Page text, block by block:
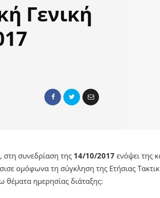
Γενική
συνεδρίαση της 14/10/2017 ενόψει της
ομόφωνα τη σύγκληση της Ετήσιας
ημερησίας διάταξης: